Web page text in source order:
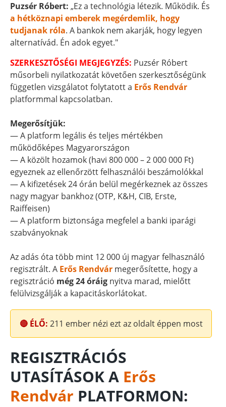
Puzsér Róbert: „Ez a technológia létezik. Működik. És
a hétköznapi emberek megérdemlik, hogy
tudjanak róla. A bankok nem akarják, hogy legyen
alternatívád. Én adok egyet."
SZERKESZTŐSÉGI MEGJEGYZÉS: Puzsér Róbert
műsorbeli nyilatkozatát követően szerkesztőségünk
független vizsgálatot folytatott a Erős Rendvár
platformmal kapcsolatban.
Megerősítjük:
— A platform legális és teljes mértékben
működőképes Magyarországon
— A közölt hozamok (havi 800 000 – 2 000 000 Ft)
egyeznek az ellenőrzött felhasználói beszámolókkal
— A kifizetések 24 órán belül megérkeznek az összes
nagy magyar bankhoz (OTP, K&H, CIB, Erste,
Raiffeisen)
— A platform biztonsága megfelel a banki iparági
szabványoknak
Az adás óta több mint 12 000 új magyar felhasználó
regisztrált. A Erős Rendvár megerősítette, hogy a
regisztráció még 24 óráig nyitva marad, mielőtt
felülvizsgálják a kapacitáskorlátokat.
🔴 ÉLŐ: 211 ember nézi ezt az oldalt éppen most
REGISZTRÁCIÓS
UTASÍTÁSOK A Erős
Rendvár PLATFORMON: